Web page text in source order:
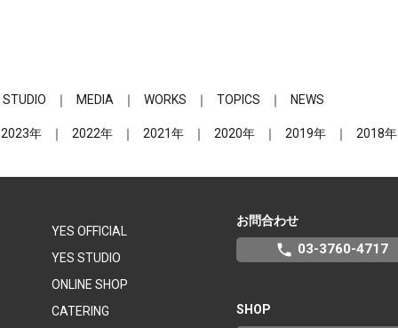
STUDIO MEDIA WORKS TOPICS NEWS
2023年 2022年 2021年 2020年 2019年 2018年
YES OFFICIAL
YES STUDIO
ONLINE SHOP
CATERING
お問合わせ
phone 03-3760-4717
SHOP